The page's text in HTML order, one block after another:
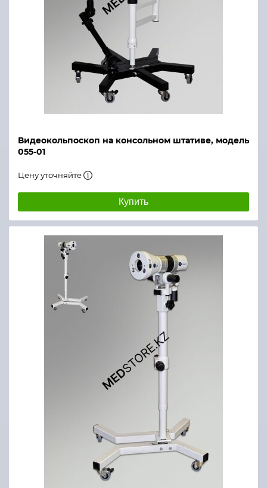
Видеокольпоскоп на консольном штативе, модель
055-01
Цену уточняйте
Купить